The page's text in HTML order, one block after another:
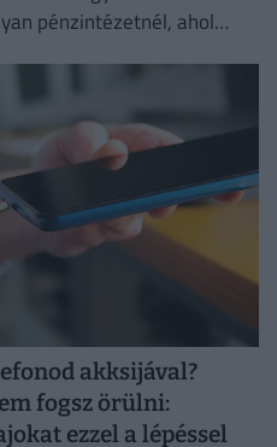
pénzintézetnél, ahol
akksijával?
fogsz örülni:
ezzel a lépéssel